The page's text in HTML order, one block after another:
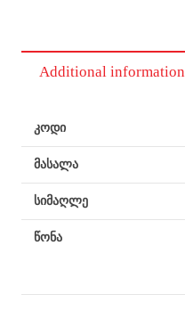
Additional information
კოდი
მასალა
სიმაღლე
წონა